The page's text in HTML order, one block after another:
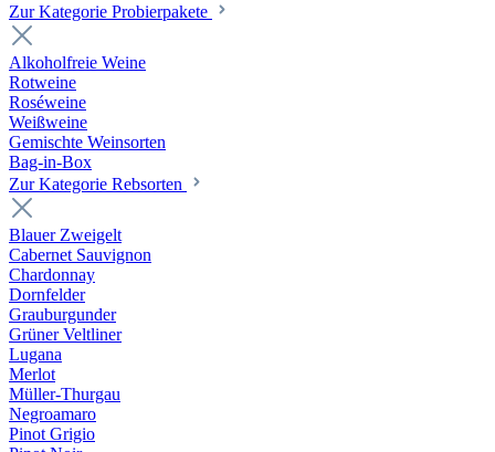
Zur Kategorie Probierpakete
Alkoholfreie Weine
Rotweine
Roséweine
Weißweine
Gemischte Weinsorten
Bag-in-Box
Zur Kategorie Rebsorten
Blauer Zweigelt
Cabernet Sauvignon
Chardonnay
Dornfelder
Grauburgunder
Grüner Veltliner
Lugana
Merlot
Müller-Thurgau
Negroamaro
Pinot Grigio